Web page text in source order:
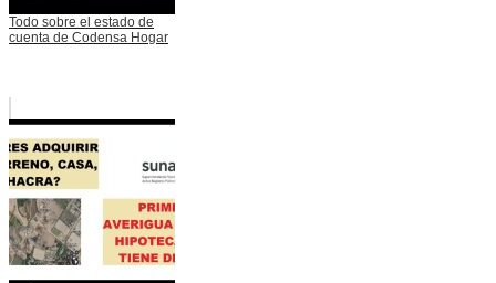
Todo sobre el estado de
cuenta de Codensa Hogar